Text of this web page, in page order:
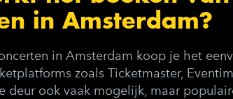
in Amsterdam?
in Amsterdam koop je het
zoals Ticketmaster,
deur ook vaak mogelijk, maar